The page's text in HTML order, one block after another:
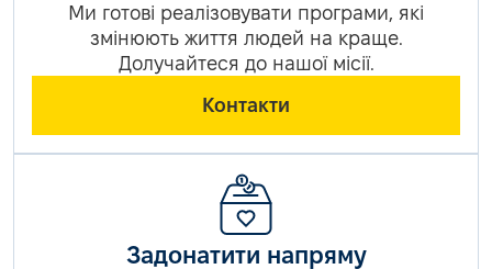
Ми готові реалізовувати програми, які
змінюють життя людей на краще.
Долучайтеся до нашої місії.
Контакти
Задонатити напряму